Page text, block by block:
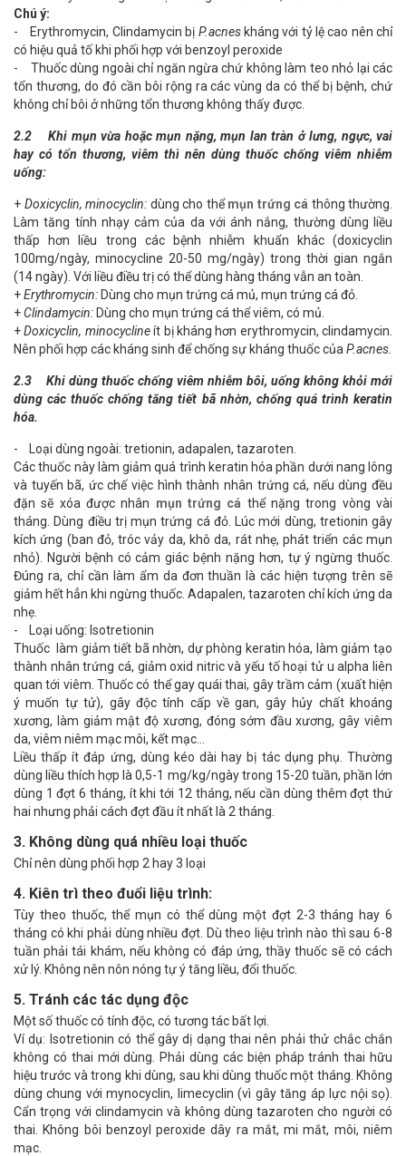
Chú ý:
- Erythromycin, Clindamycin bị P.acneskháng với tỷ lệ cao nên chỉ
có hiệu quả tố khi phối hợp với benzoyl peroxide
- Thuốc dùng ngoài chỉ ngăn ngừa chứ không làm teo nhỏ lại các
tổn thương, do đó cần bôi rộng ra các vùng da có thể bị bệnh, chứ
không chỉ bôi ở những tổn thương không thấy được.
2.2 Khi mụn vừa hoặc mụn nặng, mụn lan tràn ở lưng, ngực, vai
hay có tổn thương, viêm thì nên dùng thuốc chống viêm nhiễm
uống:
+ Doxicyclin, minocyclin: dùng cho thểmụn trứng cá thông thường.
Làm tăng tính nhạy cảm của da với ánh nắng, thường dùng liều
thấp hơn liều trong các bệnh nhiễm khuẩn khác (doxicyclin
100mg/ngày, minocycline 20-50 mg/ngày) trong thời gian ngắn
(14 ngày). Với liều điều trị có thể dùng hàng tháng vẫn an toàn.
+Erythromycin: Dùng cho mụn trứng cá mủ, mụn trứng cá đỏ.
+Clindamycin: Dùng cho mụn trứng cá thể viêm, có mủ.
+Doxicyclin, minocyclineít bị kháng hơn erythromycin, clindamycin.
Nên phối hợp các kháng sinh để chống sự kháng thuốc của P.acnes.
2.3 Khi dùng thuốc chống viêm nhiễm bôi, uống không khỏi mới
dùng các thuốc chống tăng tiết bã nhờn, chống quá trình keratin
hóa.
- Loại dùng ngoài: tretionin, adapalen, tazaroten.
Các thuốc này làm giảm quá trình keratin hóa phần dưới nang lông
và tuyến bã, ức chế việc hình thành nhân trứng cá, nếu dùng đều
đặn sẽ xóa được nhân mụn trứng cá thể nặng trong vòng vài
tháng. Dùng điều trị mụn trứng cá đỏ. Lúc mới dùng, tretionin gây
kích ứng (ban đỏ, tróc vảy da, khô da, rát nhẹ, phát triển các mụn
nhỏ). Người bệnh có cảm giác bệnh nặng hơn, tự ý ngừng thuốc.
Đúng ra, chỉ cần làm ẩm da đơn thuần là các hiện tượng trên sẽ
giảm hết hẳn khi ngừng thuốc. Adapalen, tazaroten chỉ kích ứng da
nhẹ.
- Loại uống: Isotretionin
Thuốc làm giảm tiết bã nhờn, dự phòng keratin hóa, làm giảm tạo
thành nhân trứng cá, giảm oxid nitric và yếu tố hoại tử u alpha liên
quan tới viêm. Thuốc có thể gay quái thai, gây trầm cảm (xuất hiện
ý muốn tự tử), gây độc tính cấp về gan, gây hủy chất khoáng
xương, làm giảm mật độ xương, đóng sớm đầu xương, gây viêm
da, viêm niêm mạc môi, kết mạc…
Liều thấp ít đáp ứng, dùng kéo dài hay bị tác dụng phụ. Thường
dùng liều thích hợp là 0,5-1 mg/kg/ngày trong 15-20 tuần, phần lớn
dùng 1 đợt 6 tháng, ít khi tới 12 tháng, nếu cần dùng thêm đợt thứ
hai nhưng phải cách đợt đầu ít nhất là 2 tháng.
3. Không dùng quá nhiều loại thuốc
Chỉ nên dùng phối hợp 2 hay 3 loại
4. Kiên trì theo đuổi liệu trình:
Tùy theo thuốc, thể mụn có thể dùng một đợt 2-3 tháng hay 6
tháng có khi phải dùng nhiều đợt. Dù theo liệu trình nào thì sau 6-8
tuần phải tái khám, nếu không có đáp ứng, thầy thuốc sẽ có cách
xử lý. Không nên nôn nóng tự ý tăng liều, đổi thuốc.
5. Tránh các tác dụng độc
Một số thuốc có tính độc, có tương tác bất lợi.
Ví dụ: Isotretionin có thể gây dị dạng thai nên phải thử chắc chắn
không có thai mới dùng. Phải dùng các biện pháp tránh thai hữu
hiệu trước và trong khi dùng, sau khi dùng thuốc một tháng. Không
dùng chung với mynocyclin, limecyclin (vì gây tăng áp lực nội sọ).
Cẩn trọng với clindamycin và không dùng tazaroten cho người có
thai. Không bôi benzoyl peroxide dây ra mắt, mi mắt, môi, niêm
mạc.